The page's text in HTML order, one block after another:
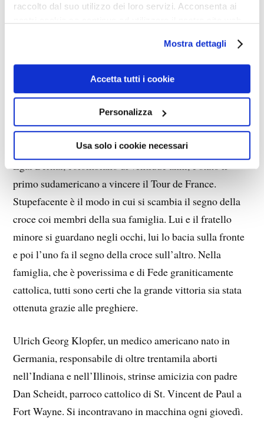
raccolto dal suo utilizzo dei loro servizi. Acconsenta ai
Mostra dettagli
Accetta tutti i cookie
Personalizza
Usa solo i cookie necessari
una ragazza e il padre di lei l’ha fatta abortire sebbene
lui si fosse dichiarato pronto ad assumersi le sue
responsabilità e a mantenere il bambino. Si considerava
ateo ma entrò ugualmente in gruppi a favore della vita.
Ritiene che la diffusione della pornografia e la
cosiddetta rivoluzione sessuale abbiano contribuito a
formare uomini incapaci di tutelare la vita nascente, ben
diversi dai veri uomini.
Egal Bernal, colombiano di ventidue anni, è stato il
primo sudamericano a vincere il Tour de France.
Stupefacente è il modo in cui si scambia il segno della
croce coi membri della sua famiglia. Lui e il fratello
minore si guardano negli occhi, lui lo bacia sulla fronte
e poi l’uno fa il segno della croce sull’altro. Nella
famiglia, che è poverissima e di Fede graniticamente
cattolica, tutti sono certi che la grande vittoria sia stata
ottenuta grazie alle preghiere.
Ulrich Georg Klopfer, un medico americano nato in
Germania, responsabile di oltre trentamila aborti
nell’Indiana e nell’Illinois, strinse amicizia con padre
Dan Scheidt, parroco cattolico di St. Vincent de Paul a
Fort Wayne. Si incontravano in macchina ogni giovedì.